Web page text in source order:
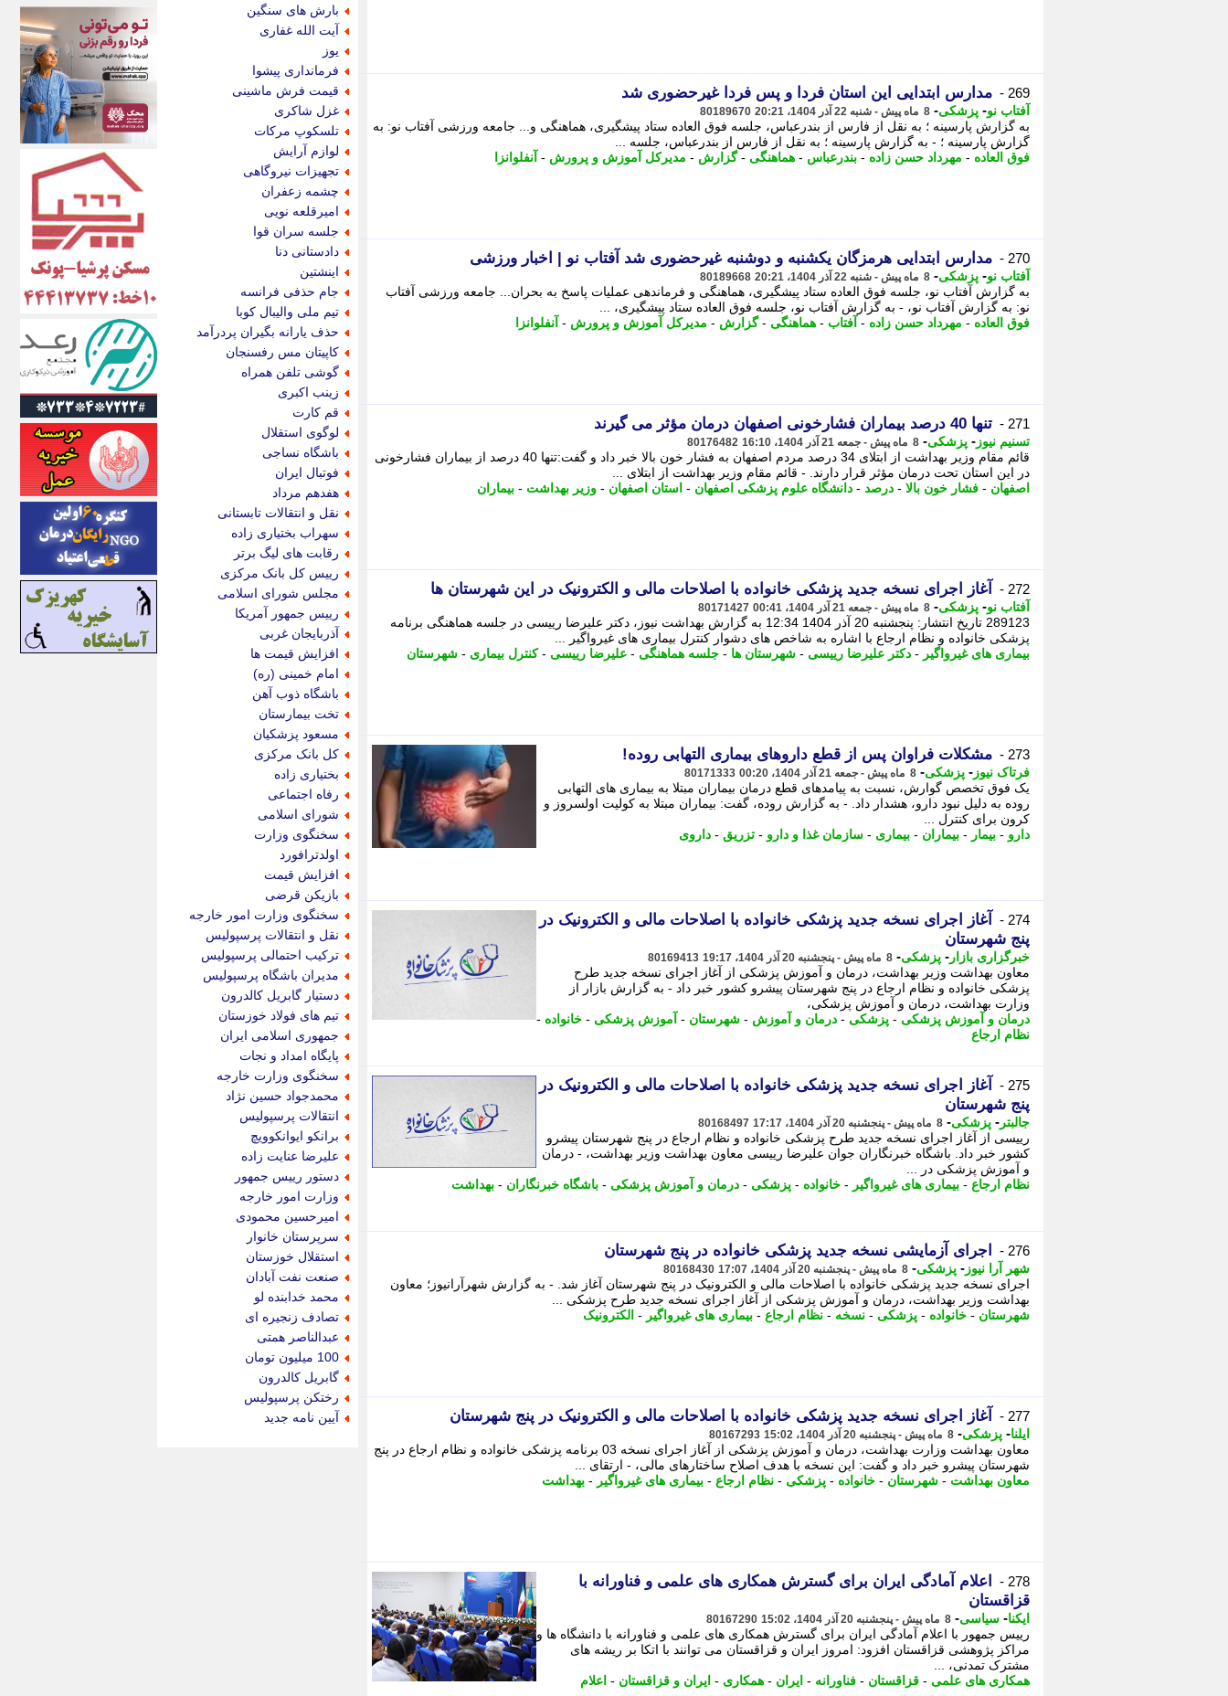
269 - مدارس ابتدایی این استان فردا و پس فردا غیرحضوری شد
آفتاب نو- پزشکی- 8 ماه پیش - شنبه 22 آذر 1404، 20:21 80189670
به گزارش پارسینه ؛ به نقل از فارس از بندرعباس، جلسه فوق العاده ستاد پیشگیری، هماهنگی و... جامعه ورزشی آفتاب نو: به
گزارش پارسینه ؛ - به گزارش پارسینه ؛ به نقل از فارس از بندرعباس، جلسه ...
فوق العاده - مهرداد حسن زاده - بندرعباس - هماهنگی -گزارش - مدیرکل آموزش و پرورش - آنفلوانزا
270 - مدارس ابتدایی هرمزگان یکشنبه و دوشنبه غیرحضوری شد آفتاب نو | اخبار ورزشی
آفتاب نو- پزشکی- 8 ماه پیش - شنبه 22 آذر 1404، 20:21 80189668
به گزارش آفتاب نو، جلسه فوق العاده ستاد پیشگیری، هماهنگی و فرماندهی عملیات پاسخ به بحران... جامعه ورزشی آفتاب
نو: به گزارش آفتاب نو، - به گزارش آفتاب نو، جلسه فوق العاده ستاد پیشگیری، ...
فوق العاده - مهرداد حسن زاده - آفتاب - هماهنگی -گزارش - مدیرکل آموزش و پرورش - آنفلوانزا
271 - تنها 40 درصد بیماران فشارخونی اصفهان درمان مؤثر می گیرند
تسنیم نیوز - پزشکی- 8 ماه پیش - جمعه 21 آذر 1404، 16:10 80176482
قائم مقام وزیر بهداشت از ابتلای 34 درصد مردم اصفهان به فشار خون بالا خبر داد و گفت:تنها 40 درصد از بیماران فشارخونی
در این استان تحت درمان مؤثر قرار دارند. - قائم مقام وزیر بهداشت از ابتلای ...
اصفهان - فشار خون بالا - درصد - دانشگاه علوم پزشکی اصفهان - استان اصفهان - وزیر بهداشت - بیماران
272 - آغاز اجرای نسخه جدید پزشکی خانواده با اصلاحات مالی و الکترونیک در این شهرستان ها
آفتاب نو- پزشکی- 8 ماه پیش - جمعه 21 آذر 1404، 00:41 80171427
289123 تاریخ انتشار: پنجشنبه 20 آذر 1404 12:34 به گزارش بهداشت نیوز، دکتر علیرضا رییسی در جلسه هماهنگی برنامه
پزشکی خانواده و نظام ارجاع با اشاره به شاخص های دشوار کنترل بیماری های غیرواگیر ...
بیماری های غیرواگیر - دکتر علیرضا رییسی - شهرستان ها - جلسه هماهنگی - علیرضا رییسی -کنترل بیماری - شهرستان
273 - مشکلات فراوان پس از قطع داروهای بیماری التهابی روده!
فرتاک نیوز - پزشکی- 8 ماه پیش - جمعه 21 آذر 1404، 00:20 80171333
یک فوق تخصص گوارش، نسبت به پیامدهای قطع درمان بیماران مبتلا به بیماری های التهابی
روده به دلیل نبود دارو، هشدار داد. - به گزارش روده، گفت: بیماران مبتلا به کولیت اولسروز و
کرون برای کنترل ...
دارو - بیمار - بیماران - بیماری - سازمان غذا و دارو - تزریق - داروی
274 -
آغاز اجرای نسخه جدید پزشکی خانواده با اصلاحات مالی و الکترونیک در
پنج شهرستان
خبرگزاری بازار - پزشکی- 8 ماه پیش - پنجشنبه 20 آذر 1404، 19:17 80169413
معاون بهداشت وزیر بهداشت، درمان و آموزش پزشکی از آغاز اجرای نسخه جدید طرح
پزشکی خانواده و نظام ارجاع در پنج شهرستان پیشرو کشور خبر داد - به گزارش بازار از
وزارت بهداشت، درمان و آموزش پزشکی،
درمان و آموزش پزشکی - پزشکی - درمان و آموزش - شهرستان - آموزش پزشکی - خانواده -
نظام ارجاع
275 -
آغاز اجرای نسخه جدید پزشکی خانواده با اصلاحات مالی و الکترونیک در
پنج شهرستان
جالبتر - پزشکی- 8 ماه پیش - پنجشنبه 20 آذر 1404، 17:17 80168497
رییسی از آغاز اجرای نسخه جدید طرح پزشکی خانواده و نظام ارجاع در پنج شهرستان پیشرو
کشور خبر داد. باشگاه خبرنگاران جوان علیرضا رییسی معاون بهداشت وزیر بهداشت، - درمان
و آموزش پزشکی در ...
نظام ارجاع - بیماری های غیرواگیر - خانواده - پزشکی - درمان و آموزش پزشکی - باشگاه خبرنگاران - بهداشت
276 - اجرای آزمایشی نسخه جدید پزشکی خانواده در پنج شهرستان
شهر آرا نیوز - پزشکی- 8 ماه پیش - پنجشنبه 20 آذر 1404، 17:07 80168430
اجرای نسخه جدید پزشکی خانواده با اصلاحات مالی و الکترونیک در پنج شهرستان آغاز شد. - به گزارش شهرآرانیوز؛ معاون
بهداشت وزیر بهداشت، درمان و آموزش پزشکی از آغاز اجرای نسخه جدید طرح پزشکی ...
شهرستان - خانواده - پزشکی - نسخه - نظام ارجاع - بیماری های غیرواگیر - الکترونیک
277 - آغاز اجرای نسخه جدید پزشکی خانواده با اصلاحات مالی و الکترونیک در پنج شهرستان
ایلنا- پزشکی- 8 ماه پیش - پنجشنبه 20 آذر 1404، 15:02 80167293
معاون بهداشت وزارت بهداشت، درمان و آموزش پزشکی از آغاز اجرای نسخه 03 برنامه پزشکی خانواده و نظام ارجاع در پنج
شهرستان پیشرو خبر داد و گفت: این نسخه با هدف اصلاح ساختارهای مالی، - ارتقای ...
معاون بهداشت - شهرستان - خانواده - پزشکی - نظام ارجاع - بیماری های غیرواگیر - بهداشت
278 -
اعلام آمادگی ایران برای گسترش همکاری های علمی و فناورانه با
قزاقستان
ایکنا- سیاسی- 8 ماه پیش - پنجشنبه 20 آذر 1404، 15:02 80167290
رییس جمهور با اعلام آمادگی ایران برای گسترش همکاری های علمی و فناورانه با دانشگاه ها و
مراکز پژوهشی قزاقستان افزود: امروز ایران و قزاقستان می توانند با اتکا بر ریشه های
مشترک تمدنی، ...
همکاری های علمی - قزاقستان - فناورانه - ایران - همکاری - ایران و قزاقستان - اعلام
بارش های سنگین
آیت الله غفاری
یوز
فرمانداری پیشوا
قیمت فرش ماشینی
غزل شاکری
تلسکوپ مرکات
لوازم آرایش
تجهیزات نیروگاهی
چشمه زعفران
امیرقلعه نویی
جلسه سران قوا
دادستانی دنا
اینشتین
جام حذفی فرانسه
تیم ملی والیبال کوبا
حذف یارانه بگیران پردرآمد
کاپیتان مس رفسنجان
گوشی تلفن همراه
زینب اکبری
قم کارت
لوگوی استقلال
باشگاه نساجی
فوتبال ایران
هفدهم مرداد
نقل و انتقالات تابستانی
سهراب بختیاری زاده
رقابت های لیگ برتر
رییس کل بانک مرکزی
مجلس شورای اسلامی
رییس جمهور آمریکا
آذربایجان غربی
افزایش قیمت ها
امام خمینی (ره)
باشگاه ذوب آهن
تخت بیمارستان
مسعود پزشکیان
کل بانک مرکزی
بختیاری زاده
رفاه اجتماعی
شورای اسلامی
سخنگوی وزارت
اولدترافورد
افزایش قیمت
بازیکن قرضی
سخنگوی وزارت امور خارجه
نقل و انتقالات پرسپولیس
ترکیب احتمالی پرسپولیس
مدیران باشگاه پرسپولیس
دستیار گابریل کالدرون
تیم های فولاد خوزستان
جمهوری اسلامی ایران
پایگاه امداد و نجات
سخنگوی وزارت خارجه
محمدجواد حسین نژاد
انتقالات پرسپولیس
برانکو ایوانکوویچ
علیرضا عنایت زاده
دستور رییس جمهور
وزارت امور خارجه
امیرحسین محمودی
سرپرستان خانوار
استقلال خوزستان
صنعت نفت آبادان
محمد خدابنده لو
تصادف زنجیره ای
عبدالناصر همتی
100 میلیون تومان
گابریل کالدرون
رختکن پرسپولیس
آیین نامه جدید
اکوفارس
اکونگار
اکونیوز
الف
انتشار آنلاین
اندیشه قرن
اندیشه معاصر
اندیشه ها
انرژی پرس
ای استخدام
ایتنا
ایراف
ایران آرت
ایران آنلاین
ایران زندگی
ایران فوری
ایرانی روز
ایرانیتال
ایرنا
ایسکانیوز
ایسنا
ایکنا
ایلنا
اینتیتر
ایونا نیوز
بازتاب آنلاین
باشگاه خبرنگاران
باغستان نیوز
بامبوک
ببین و بخون
بدینسان
بنکر